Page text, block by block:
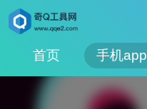
首页 手机app